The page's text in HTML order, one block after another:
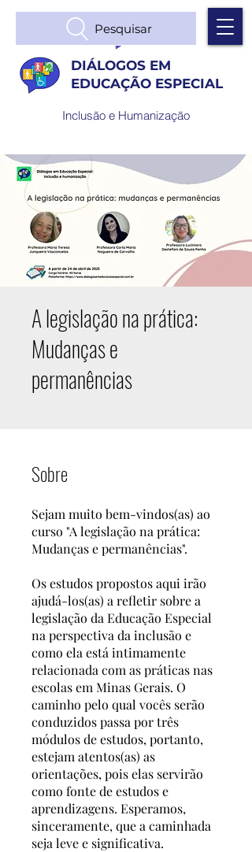
DIÁLOGOS EM
EDUCAÇÃO ESPECIAL
Inclusão e Humanização
Pesquisar
A legislação na prática:
Mudanças e
permanências
Sobre
Sejam muito bem-vindos(as) ao
curso "A legislação na prática:
Mudanças e permanências".
Os estudos propostos aqui irão
ajudá-los(as) a refletir sobre a
legislação da Educação Especial
na perspectiva da inclusão e
como ela está intimamente
relacionada com as práticas nas
escolas em Minas Gerais. O
caminho pelo qual vocês serão
conduzidos passa por três
módulos de estudos, portanto,
estejam atentos(as) as
orientações, pois elas servirão
como fonte de estudos e
aprendizagens. Esperamos,
sinceramente, que a caminhada
seja leve e significativa.